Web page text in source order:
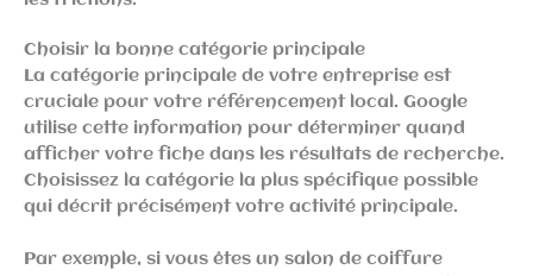
Choisir la bonne catégorie principale
La catégorie principale de votre entreprise est
cruciale pour votre référencement local. Google
utilise cette information pour déterminer quand
afficher votre fiche dans les résultats de recherche.
Choisissez la catégorie la plus spécifique possible
qui décrit précisément votre activité principale.
Par exemple, si vous êtes un salon de coiffure